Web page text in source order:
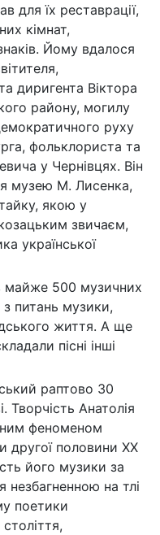
для їх реставрації,
кімнат,
Йому вдалося
диригента Віктора
району, могилу
руху
фольклориста та
у Чернівцях. Він
музею М. Лисенка,
якою у
звичаєм,
української
майже 500 музичних
питань музики,
життя. А ще
пісні інші
раптово 30
Творчість Анатолія
феноменом
другої половини ХХ
його музики за
незбагненною на тлі
поетики